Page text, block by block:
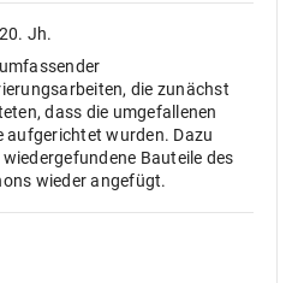
Jh.
die zunächst
dass die umgefallenen
aufgerichtet wurden. Dazu
Bauteile des
wieder angefügt.